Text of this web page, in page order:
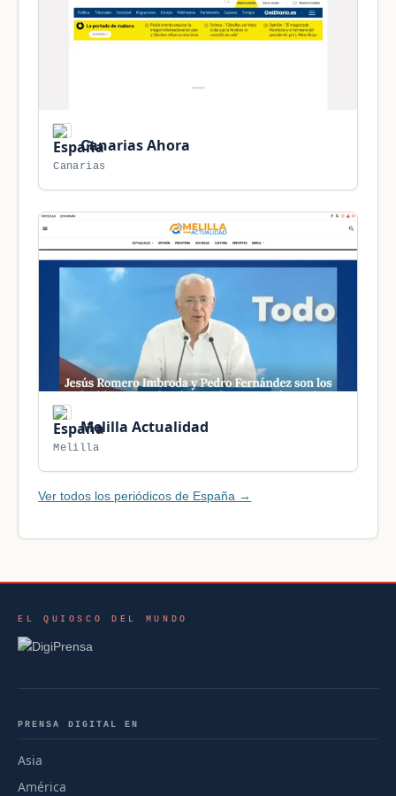
Canarias Ahora
Canarias
Melilla Actualidad
Melilla
Ver todos los periódicos de España →
EL QUIOSCO DEL MUNDO
PRENSA DIGITAL EN
Asia
América